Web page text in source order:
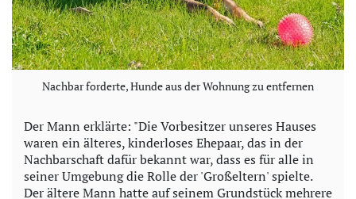
Nachbar forderte, Hunde aus der Wohnung zu entfernen
Der Mann erklärte: "Die Vorbesitzer unseres Hauses
waren ein älteres, kinderloses Ehepaar, das in der
Nachbarschaft dafür bekannt war, dass es für alle in
seiner Umgebung die Rolle der 'Großeltern' spielte.
Der ältere Mann hatte auf seinem Grundstück mehrere